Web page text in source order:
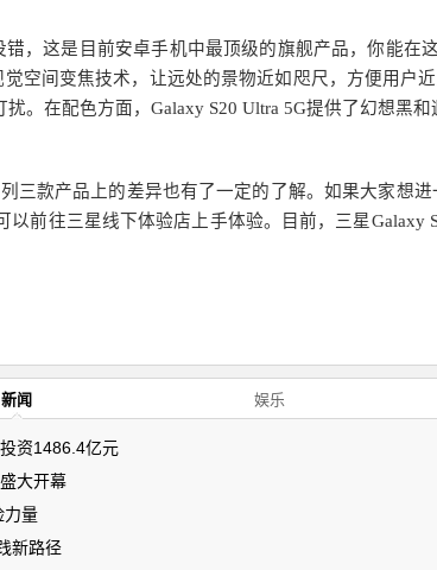
错，这是目前安卓手机中最顶级的旗舰产品，你能
空间变焦技术，让远处的景物近如咫尺，方便用
。在配色方面，Galaxy S20 Ultra 5G提供了幻想黑和
三款产品上的差异也有了一定的了解。如果大家想
前往三星线下体验店上手体验。目前，三星
新闻 娱乐
资1486.4亿元
大开幕
力量
新路径